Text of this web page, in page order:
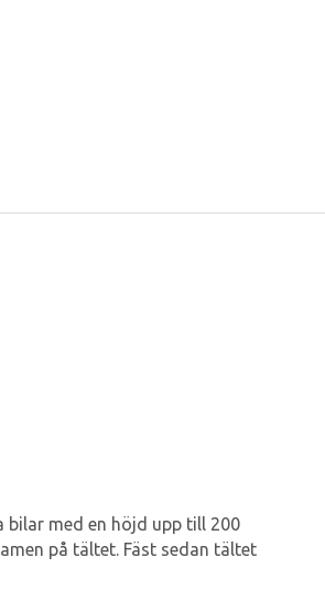
med en höjd upp till 200
på tältet. Fäst sedan tältet